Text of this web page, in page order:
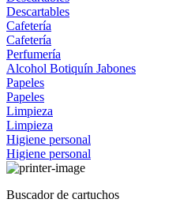
Descartables
Cafetería
Cafetería
Perfumería
Alcohol Botiquín Jabones
Papeles
Papeles
Limpieza
Limpieza
Higiene personal
Higiene personal
Buscador de cartuchos